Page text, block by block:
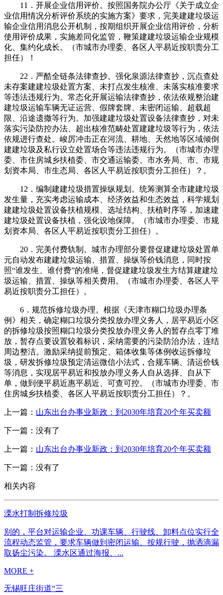
11．开展企业信用评价。按照国务院办公厅《关于成立企
业信用情况分析评价系统的实施方案》要求，完美建建垃圾运
输企业信用消息公开机制，按期组织开展企业信用评价，分析
使用评价成果，实施差同化监管，鞭策建建垃圾运输企业规模
化、集约化成长。（市城市办理委、各区人平易近按职责分工
担任）！
22．严酷全链条法律查抄。强化泉源法律查抄，沉点查处
未存案建建垃圾处置方案、未打点发生核准、未落实核准要求
等违法违规行为。常态化开展运输法律查抄，依法依规整治建
建垃圾运输车辆无证运营、假牌套牌、未密闭运输、超载超
限、沿途遗撒等行为。加强建建垃圾处置设备法律查抄，对未
落实污染防控办法、超出核准范畴处置建建垃圾等行为，依法
依规进行查处。峻厉冲击正在河流、耕地、天然地等区域倾倒
建建垃圾及私行设立处置场合等违法违规行为。（市城市办理
委、市住房城乡扶植委、市交通运输委、市水务局、市、市规
划资本局、市生态局、各区人平易近按职责分工担任）？。
12．编制建建垃圾措置操纵规划。统筹测算全市建建垃圾
发生量，充实考虑运输成本、经济效益和生态效益，科学规划
建建垃圾处置设备扶植规模、选址结构、扶植时序等，加速建
建垃圾处置设备扶植，强化设地保障。（市城市办理委、市规
划资本局、各区人平易近按职责分工担任）。
20．完美付费轨制。城市办理部分要督促建建垃圾处置单
元自动发布建建垃圾运输、措置、操纵等价钱消息，同时按
照“谁发生、谁付费”的准绳，督促建建垃圾发生方结算建建垃
圾运输、措置、操纵等相关费用。（市城市办理委、各区人平
易近按职责分工担任）。
6．规范拆修垃圾办理。根据《天津市糊口垃圾办理条
例》相关，确定糊口垃圾分类投放办理义务人，居平易近小区
的拆修垃圾按照糊口垃圾分类投放办理义务人的暂存点零丁堆
放，暂存点要设置较着标识，采纳需要的污染防治办法，连结
周边整洁。激励采纳提前预定、箱体收集等体例收运拆修垃
圾，研发拆修垃圾预定清运微信小法式，合规车辆、清运价钱
等消息，实现居平易近和投放办理义务人自从选择、自从下
单，做到便平易近惠平易近、可查可控。（市城市办理委、市
住房城乡扶植委、各区人平易近按职责分工担任）？。
上一篇： 山东出台办事业新政：到2030年培育20个年买卖额
下一篇：没有了
上一篇： 山东出台办事业新政：到2030年培育20个年买卖额
下一篇：没有了
相关内容
溧水打制拆修垃圾
别的，平台对运输企业、功课车辆、行驶线、卸料点位实行全
流程动态监管，要求车辆做到密闭运输、按规行驶，抛洒滴漏
取扬尘污染。 溧水区通过海报、...
MORE +
无锡旺庄街道“三